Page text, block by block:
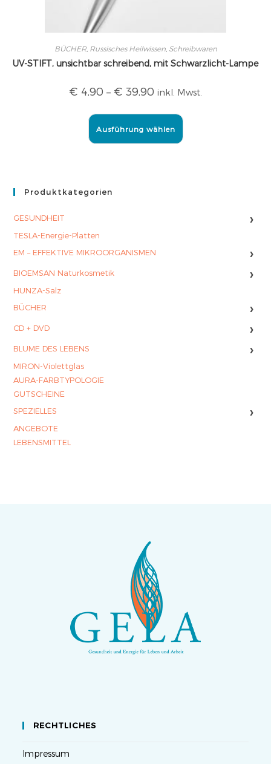
BÜCHER, Russisches Heilwissen, Schreibwaren
UV-STIFT, unsichtbar schreibend, mit Schwarzlicht-Lampe
€ 4,90 – € 39,90 inkl. Mwst.
Ausführung wählen
Produktkategorien
GESUNDHEIT ›
TESLA-Energie-Platten
EM – EFFEKTIVE MIKROORGANISMEN
›
BIOEMSAN Naturkosmetik ›
HUNZA-Salz
BÜCHER
›
CD + DVD ›
BLUME DES LEBENS ›
MIRON-Violettglas
AURA-FARBTYPOLOGIE
GUTSCHEINE
SPEZIELLES
›
ANGEBOTE
LEBENSMITTEL
RECHTLICHES
Impressum